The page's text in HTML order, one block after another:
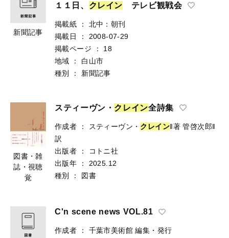
新聞記事
１１日、 ク レイ ン テレビ観戦会
掲載紙 ：
北中：朝刊
掲載日
：
2008-07-29
掲載ページ
：
18
地域
：
白山市
種別
： 新聞記事
図書・雑
誌・視聴
覚
スティーヴン・ ク レイ ン全詩集
作成者 ： スティーヴン・ ク レイ ン‖著 管啓次郎‖
訳
出版者
：
コトニ社
出版年
：
2025.12
種別
： 図書
C'n scene news VOL.81
作成者 ： 千葉市美術館 編集・発行